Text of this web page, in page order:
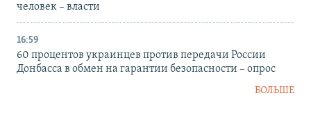
человек – власти
16:59
60 процентов украинцев против передачи России
Донбасса в обмен на гарантии безопасности – опрос
БОЛЬШЕ